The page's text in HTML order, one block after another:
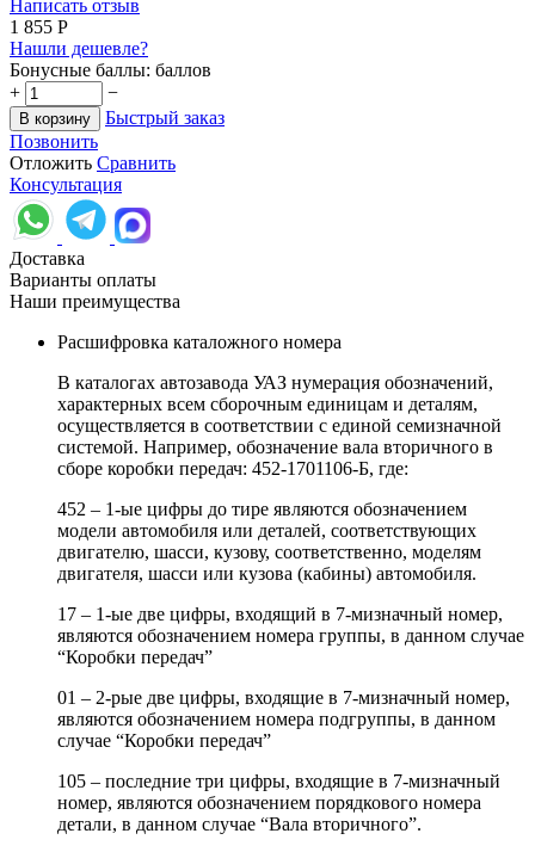
Написать отзыв
1 855 Р
Нашли дешевле?
Бонусные баллы: баллов
+
−
В корзину
Быстрый заказ
Позвонить
Отложить Сравнить
Консультация
Доставка
Варианты оплаты
Наши преимущества
Расшифровка каталожного номера
В каталогах автозавода УАЗ нумерация обозначений,
характерных всем сборочным единицам и деталям,
осуществляется в соответствии с единой семизначной
системой. Например, обозначение вала вторичного в
сборе коробки передач: 452-1701106-Б, где:
452 – 1-ые цифры до тире являются обозначением
модели автомобиля или деталей, соответствующих
двигателю, шасси, кузову, соответственно, моделям
двигателя, шасси или кузова (кабины) автомобиля.
17 – 1-ые две цифры, входящий в 7-мизначный номер,
являются обозначением номера группы, в данном случае
“Коробки передач”
01 – 2-рые две цифры, входящие в 7-мизначный номер,
являются обозначением номера подгруппы, в данном
случае “Коробки передач”
105 – последние три цифры, входящие в 7-мизначный
номер, являются обозначением порядкового номера
детали, в данном случае “Вала вторичного”.